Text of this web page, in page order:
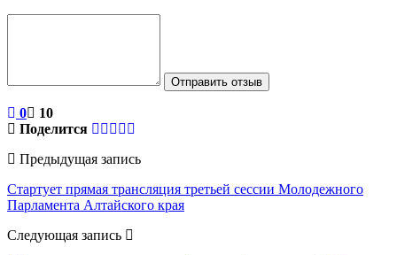
Отправить отзыв
0
10
Поделится
Предыдущая запись
Стартует прямая трансляция третьей сессии Молодежного
Парламента Алтайского края
Следующая запись